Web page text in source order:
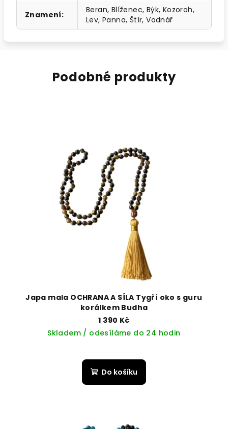
Znamení:
Beran, Blíženec, Býk, Kozoroh,
Lev, Panna, Štír, Vodnář
Podobné produkty
Japa mala OCHRANA A SÍLA Tygří oko s guru
korálkem Budha
1 390 Kč
Skladem / odesíláme do 24 hodin
Do košíku